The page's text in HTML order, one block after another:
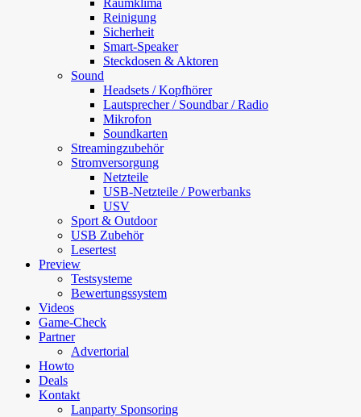
Raumklima
Reinigung
Sicherheit
Smart-Speaker
Steckdosen & Aktoren
Sound
Headsets / Kopfhörer
Lautsprecher / Soundbar / Radio
Mikrofon
Soundkarten
Streamingzubehör
Stromversorgung
Netzteile
USB-Netzteile / Powerbanks
USV
Sport & Outdoor
USB Zubehör
Lesertest
Preview
Testsysteme
Bewertungssystem
Videos
Game-Check
Partner
Advertorial
Howto
Deals
Kontakt
Lanparty Sponsoring